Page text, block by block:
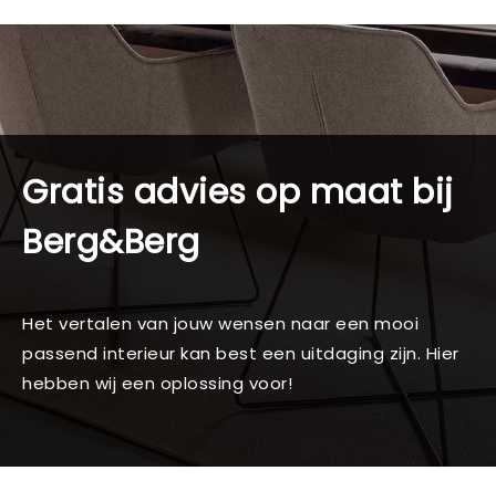
Gratis advies op maat bij
Berg&Berg
Het vertalen van jouw wensen naar een mooi
passend interieur kan best een uitdaging zijn. Hier
hebben wij een oplossing voor!